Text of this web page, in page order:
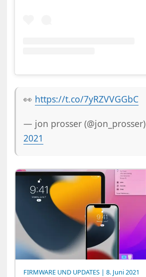
👀 https://t.co/7yRZVVGGbC
— jon prosser (@jon_prosser)
2021
FIRMWARE UND UPDATES | 8. Juni 2021